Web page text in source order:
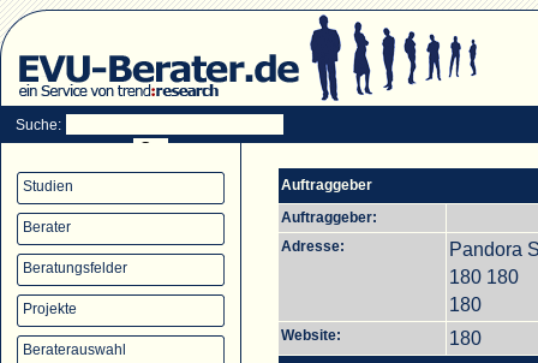
Suche:
Studien
Berater
Beratungsfelder
Projekte
Beraterauswahl
Auftraggeber
Auftraggeber:
Adresse:
Pandora
180 180
180
Website: 180